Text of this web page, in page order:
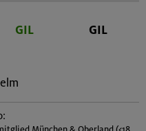
GIL GIL